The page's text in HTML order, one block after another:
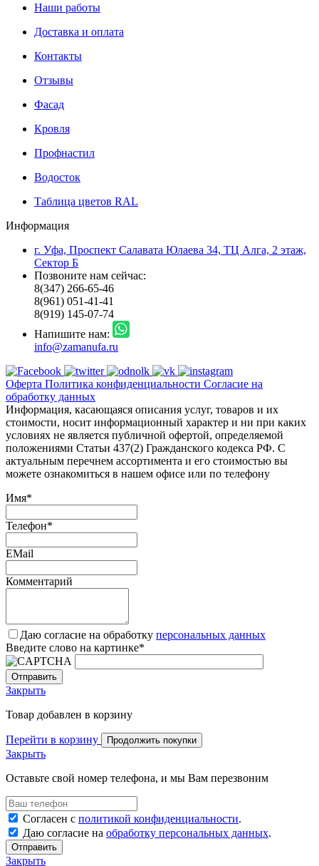
Наши работы
Доставка и оплата
Контакты
Отзывы
Фасад
Кровля
Профнастил
Водосток
Таблица цветов RAL
Информация
г. Уфа, Проспект Салавата Юлаева 34, ТЦ Алга, 2 этаж,
Сектор Б
Позвоните нам сейчас:
8(347) 266-65-46
8(961) 051-41-41
8(919) 145-07-74
Напишите нам:
info@zamanufa.ru
Оферта Политика конфиденциальности Согласие на
обработку данных
Информация, касающаяся описания услуг, товаров и их
стоимости, носит информационный характер и ни при каких
условиях не является публичной офертой, определяемой
положениями Статьи 437(2) Гражданского кодекса РФ. С
актуальным перечнем ассортимента и его стоимостью вы
можете ознакомиться в нашем офисе или по телефону
Имя*
Телефон*
EMail
Комментарий
Даю согласие на обработку персональных данных
Введите слово на картинке*
Закрыть
Товар добавлен в корзину
Перейти в корзину Продолжить покупки
Закрыть
Оставьте свой номер телефона, и мы Вам перезвоним
Согласен с политикой конфиденциальности.
Даю согласие на обработку персональных данных.
Отправить
Закрыть